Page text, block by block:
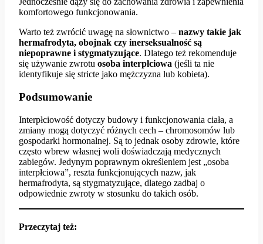
komfortowego funkcjonowania.
Warto też zwrócić uwagę na słownictwo – nazwy takie jak
hermafrodyta, obojnak czy inerseksualność są
niepoprawne i stygmatyzujące. Dlatego też rekomenduje
się używanie zwrotu osoba interpłciowa (jeśli ta nie
identyfikuje się stricte jako mężczyzna lub kobieta).
Podsumowanie
Interpłciowość dotyczy budowy i funkcjonowania ciała, a
zmiany mogą dotyczyć różnych cech – chromosomów lub
gospodarki hormonalnej. Są to jednak osoby zdrowie, które
często wbrew własnej woli doświadczają medycznych
zabiegów. Jedynym poprawnym określeniem jest „osoba
interpłciowa”, reszta funkcjonujących nazw, jak
hermafrodyta, są stygmatyzujące, dlatego zadbaj o
odpowiednie zwroty w stosunku do takich osób.
Przeczytaj też: